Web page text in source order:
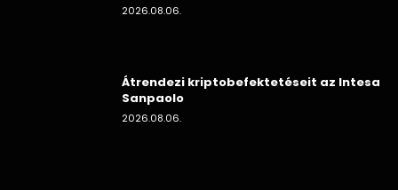
2026.08.06.
Átrendezi kriptobefektetéseit az Intesa
Sanpaolo
2026.08.06.